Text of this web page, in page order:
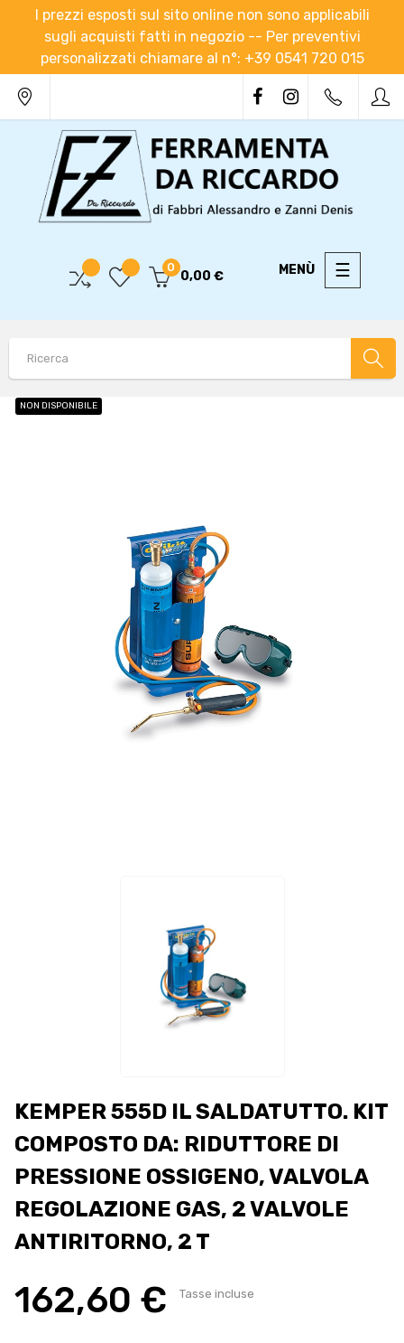
I prezzi esposti sul sito online non sono applicabili
sugli acquisti fatti in negozio -- Per preventivi
personalizzati chiamare al n°: +39 0541 720 015
Toggle
☰
0
0,00 €
NON DISPONIBILE
KEMPER 555D IL SALDATUTTO. KIT
COMPOSTO DA: RIDUTTORE DI
PRESSIONE OSSIGENO, VALVOLA
REGOLAZIONE GAS, 2 VALVOLE
ANTIRITORNO, 2 T
162,60 € Tasse incluse